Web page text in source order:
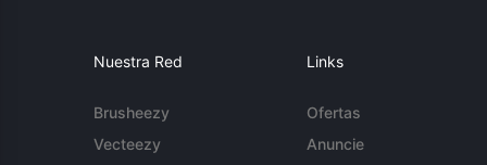
Nuestra Red
Brusheezy
Vecteezy
Links
Ofertas
Anuncie